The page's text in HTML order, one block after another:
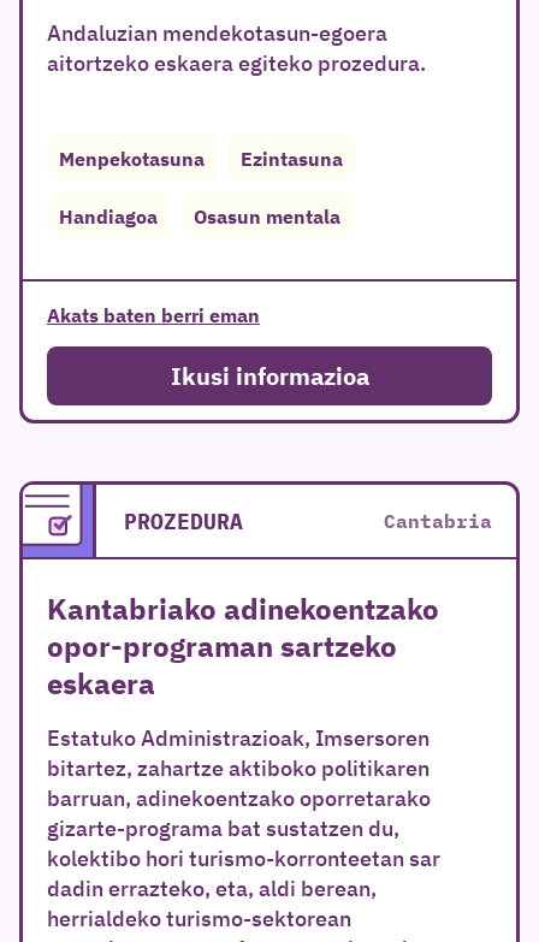
Andaluzian mendekotasun-egoera
aitortzeko eskaera egiteko prozedura.
Menpekotasuna Ezintasuna
Handiagoa Osasun mentala
Akats baten berri eman
Ikusi informazioa
PROZEDURA Cantabria
Kantabriako adinekoentzako
opor-programan sartzeko
eskaera
Estatuko Administrazioak, Imsersoren
bitartez, zahartze aktiboko politikaren
barruan, adinekoentzako oporretarako
gizarte-programa bat sustatzen du,
kolektibo hori turismo-korronteetan sar
dadin errazteko, eta, aldi berean,
herrialdeko turismo-sektorean